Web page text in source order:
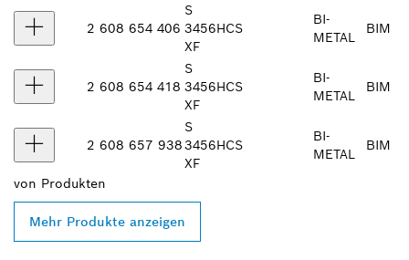
2 608 654 406
S
3456
XF
HCS
BI-
METAL
BIM
2 608 654 418
S
3456
XF
HCS
BI-
METAL
BIM
2 608 657 938
S
3456
XF
HCS
BI-
METAL
BIM
von Produkten
Mehr Produkte anzeigen